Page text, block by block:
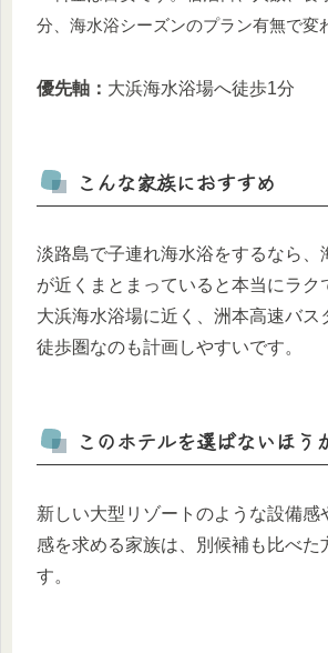
分、海水浴シーズンのプラン有無で変
優先軸： 大浜海水浴場へ徒歩1分
こんな家族におすすめ
淡路島で子連れ海水浴をするなら、
が近くまとまっていると本当にラク
大浜海水浴場に近く、洲本高速バス
徒歩圏なのも計画しやすいです。
このホテルを選ばないほう
新しい大型リゾートのような設備感
感を求める家族は、別候補も比べた
す。